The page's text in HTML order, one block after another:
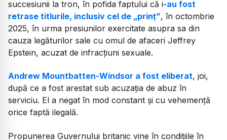
succesiunii la tron, în pofida faptului că i-au fost
retrase titlurile, inclusiv cel de „prinț”, în octombrie
2025, în urma presiunilor exercitate asupra sa din
cauza legăturilor sale cu omul de afaceri Jeffrey
Epstein, acuzat de infracțiuni sexuale.
Andrew Mountbatten-Windsor a fost eliberat, joi,
după ce a fost arestat sub acuzația de abuz în
serviciu. El a negat în mod constant și cu vehemență
orice faptă ilegală.
Propunerea Guvernului britanic vine în condițiile în